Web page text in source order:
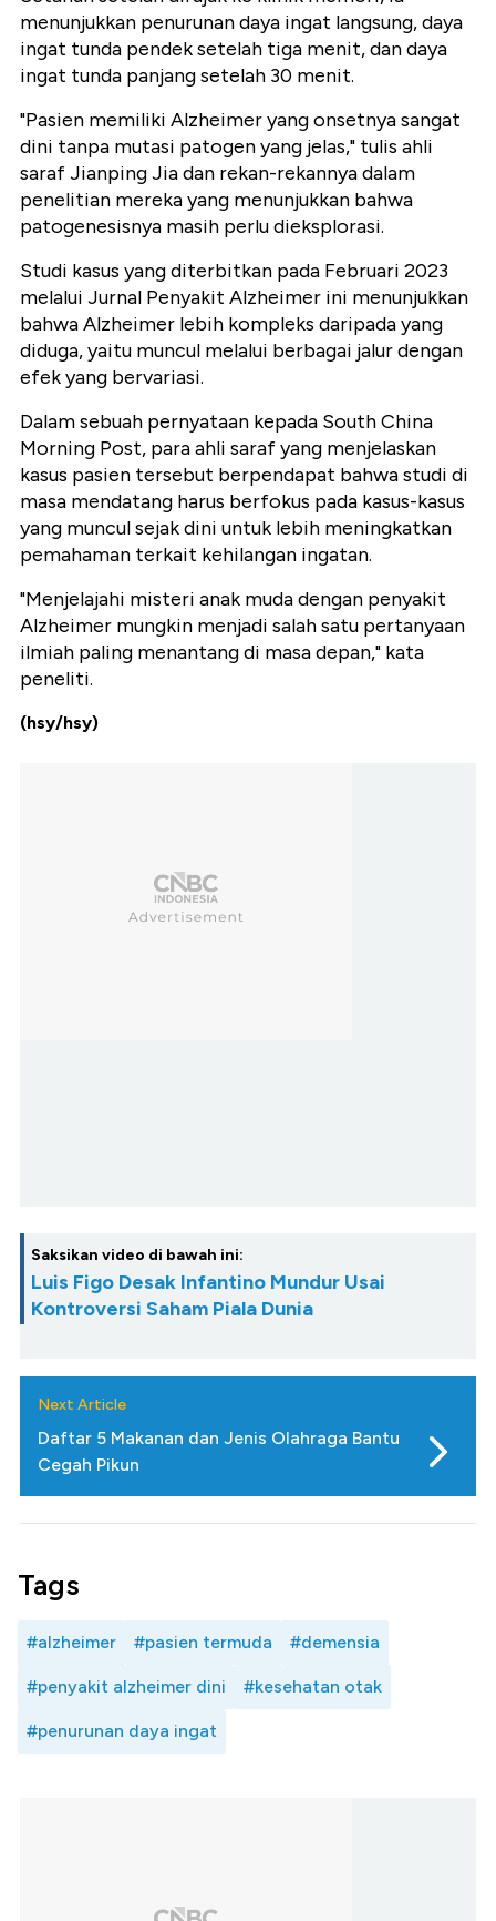
menunjukkan penurunan daya ingat langsung, daya
ingat tunda pendek setelah tiga menit, dan daya
ingat tunda panjang setelah 30 menit.
"Pasien memiliki Alzheimer yang onsetnya sangat
dini tanpa mutasi patogen yang jelas," tulis ahli
saraf Jianping Jia dan rekan-rekannya dalam
penelitian mereka yang menunjukkan bahwa
patogenesisnya masih perlu dieksplorasi.
Studi kasus yang diterbitkan pada Februari 2023
melalui Jurnal Penyakit Alzheimer ini menunjukkan
bahwa Alzheimer lebih kompleks daripada yang
diduga, yaitu muncul melalui berbagai jalur dengan
efek yang bervariasi.
Dalam sebuah pernyataan kepada South China
Morning Post, para ahli saraf yang menjelaskan
kasus pasien tersebut berpendapat bahwa studi di
masa mendatang harus berfokus pada kasus-kasus
yang muncul sejak dini untuk lebih meningkatkan
pemahaman terkait kehilangan ingatan.
"Menjelajahi misteri anak muda dengan penyakit
Alzheimer mungkin menjadi salah satu pertanyaan
ilmiah paling menantang di masa depan," kata
peneliti.
(hsy/hsy)
Saksikan video di bawah ini:
Luis Figo Desak Infantino Mundur Usai
Kontroversi Saham Piala Dunia
Next Article
Daftar 5 Makanan dan Jenis Olahraga Bantu
Cegah Pikun
Tags
#alzheimer #pasien termuda #demensia
#penyakit alzheimer dini #kesehatan otak
#penurunan daya ingat